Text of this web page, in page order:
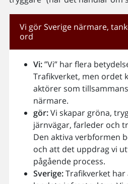
Vi gör Sverige närmare,
ord
Vi:”Vi” har flera
Trafikverket, men ordet
aktörer som
närmare.
gör:Vi skapar gröna,
järnvägar, farleder och
Den aktiva verbformen
och att det uppdrag vi
pågående process.
Sverige:Trafikverket har